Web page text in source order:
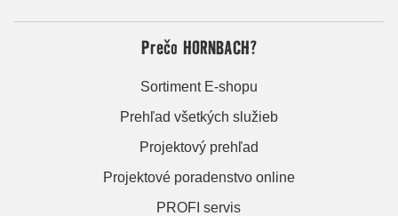
Prečo HORNBACH?
Sortiment E-shopu
Prehľad všetkých služieb
Projektový prehľad
Projektové poradenstvo online
PROFI servis